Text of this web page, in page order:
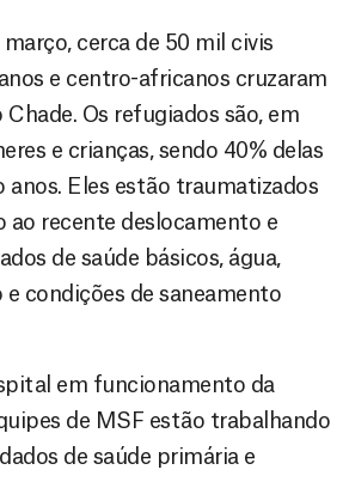
março, cerca de 50 mil civis
e centro-africanos cruzaram
Os refugiados são, em
e crianças, sendo 40% delas
anos. Eles estão traumatizados
ao recente deslocamento e
de saúde básicos, água,
condições de saneamento
em funcionamento da
de MSF estão trabalhando
de saúde primária e